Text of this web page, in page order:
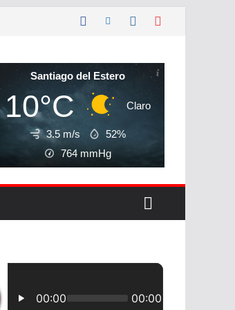
Santiago del Estero
10°C Claro
3.5 m/s
52%
764 mmHg